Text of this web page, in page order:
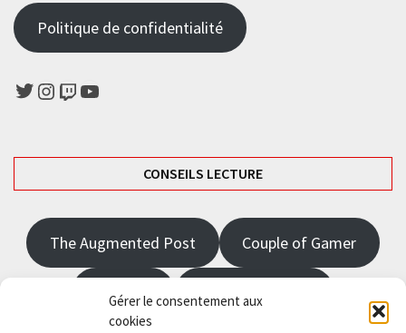
Gérer le consentement aux
cookies
Politique de confidentialité
Twitter
Instagram
TwitchYouTube
CONSEILS LECTURE
The Augmented Post Couple of Gamer
JRPGFR State of Gaming